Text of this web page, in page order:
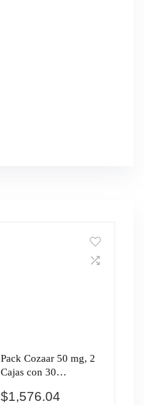
Pack Cozaar 50 mg, 2
Cajas con 30
$1,576.04